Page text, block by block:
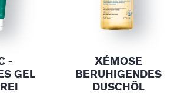
-
GEL
XÉMOSE
BERUHIGENDES
DUSCHÖL